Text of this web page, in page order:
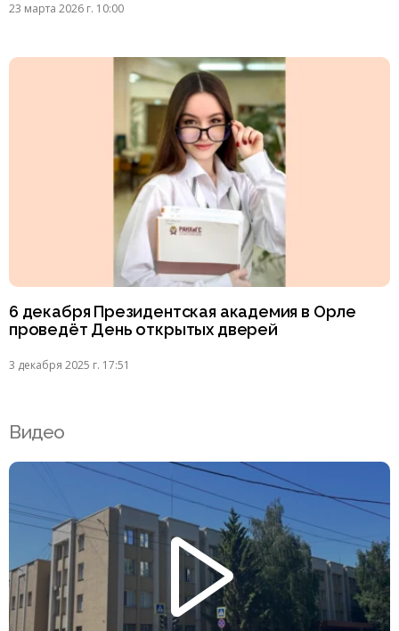
23 марта 2026 г. 10:00
6 декабря Президентская академия в Орле
проведёт День открытых дверей
3 декабря 2025 г. 17:51
Видео